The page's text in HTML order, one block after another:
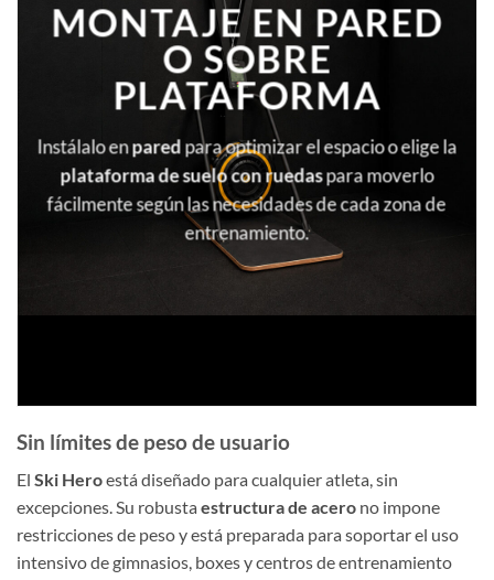
MONTAJE EN PARED
O SOBRE
PLATAFORMA
Instálalo enparedpara optimizar el espacio o elige la
plataforma de suelo con ruedaspara moverlo
fácilmente según las necesidades de cada zona de
entrenamiento.
Sin límites de peso de usuario
El Ski Heroestá diseñado para cualquier atleta, sin
excepciones. Su robusta estructura de acero no impone
restricciones de peso y está preparada para soportar el uso
intensivo de gimnasios, boxes y centros de entrenamiento